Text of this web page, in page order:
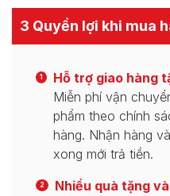
3 Quyền lợi khi mua
1 Hỗ trợ giao hàng
Miễn phí vận
phẩm theo chính
hàng. Nhận hàng
xong mới trả tiền.
2
Nhiều quà tặng